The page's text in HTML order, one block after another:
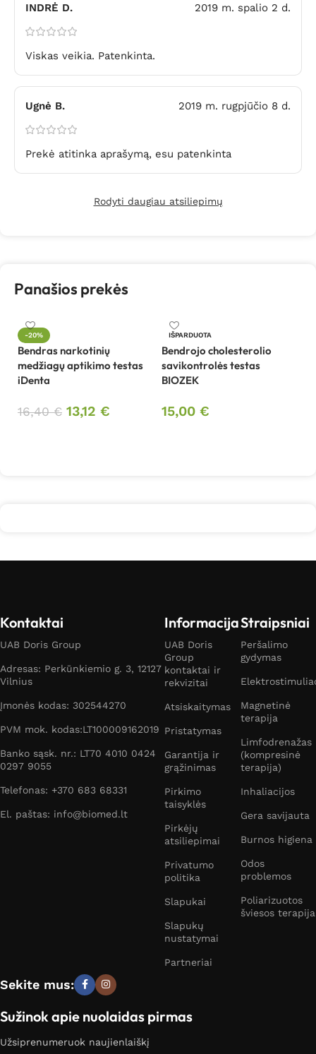
INDRĖ D. 2019 m. spalio 2 d.
Viskas veikia. Patenkinta.
Ugnė B. 2019 m. rugpjūčio 8 d.
Prekė atitinka aprašymą, esu patenkinta
Rodyti daugiau atsiliepimų
Panašios prekės
-20%
Bendras narkotinių
medžiagų aptikimo testas
iDenta
16,40€ 13,12 €
IŠPARDUOTA
Bendrojo cholesterolio
savikontrolės testas
BIOZEK
15,00 €
Kontaktai
UAB Doris Group
Adresas: Perkūnkiemio g. 3, 12127
Vilnius
Įmonės kodas: 302544270
PVM mok. kodas:LT100009162019
Banko sąsk. nr.: LT70 4010 0424
0297 9055
Telefonas: +370 683 68331
El. paštas: info@biomed.lt
Informacija
UAB Doris
Group
kontaktai ir
rekvizitai
Atsiskaitymas
Pristatymas
Garantija ir
grąžinimas
Pirkimo
taisyklės
Pirkėjų
atsiliepimai
Privatumo
politika
Slapukai
Slapukų
nustatymai
Partneriai
Straipsniai
Peršalimo
gydymas
Magnetinė
terapija
Limfodrenažas
(kompresinė
terapija)
Inhaliacijos
Gera savijauta
Burnos higiena
Odos
problemos
Poliarizuotos
šviesos terapija
Sekite mus:
Sužinok apie nuolaidas pirmas
Užsiprenumeruok naujienlaiškį